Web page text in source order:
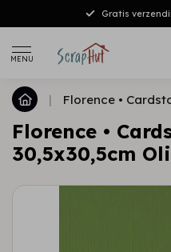
Gratis
MENU
| Florence •
Florence •
30,5x30,5cm